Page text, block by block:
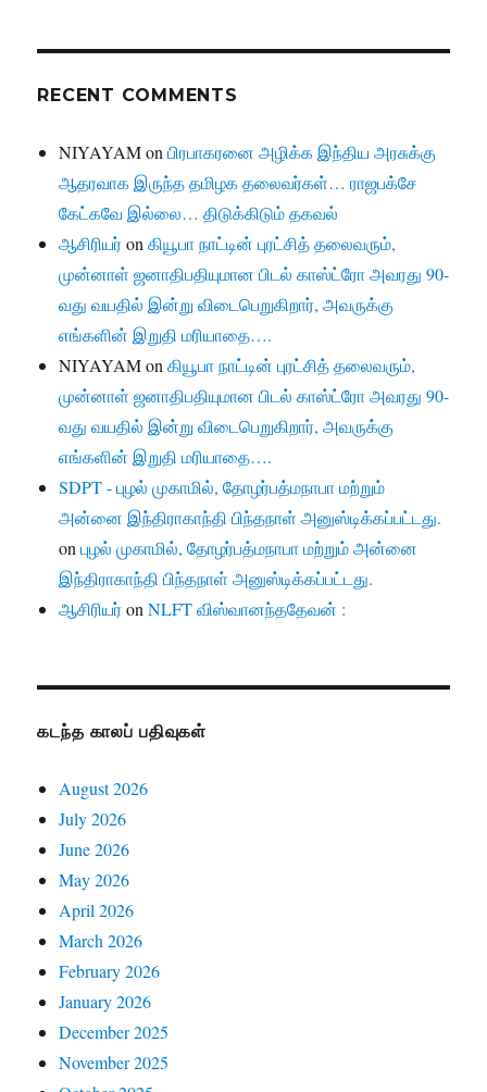
RECENT COMMENTS
NIYAYAMonபிரபாகரனை அழிக்க இந்திய அரசுக்கு
ஆதரவாக இருந்த தமிழக தலைவர்கள்… ராஜபக்சே
கேட்கவே இல்லை… திடுக்கிடும் தகவல்
ஆசிரியர்onகியூபா நாட்டின் புரட்சித் தலைவரும்,
முன்னாள் ஜனாதிபதியுமான பிடல் காஸ்ட்ரோ அவரது 90-
வது வயதில் இன்று விடைபெறுகிறார், அவருக்கு
எங்களின் இறுதி மரியாதை….
NIYAYAMonகியூபா நாட்டின் புரட்சித் தலைவரும்,
முன்னாள் ஜனாதிபதியுமான பிடல் காஸ்ட்ரோ அவரது 90-
வது வயதில் இன்று விடைபெறுகிறார், அவருக்கு
எங்களின் இறுதி மரியாதை….
SDPT - புழல் முகாமில், தோழர்பத்மநாபா மற்றும்
அன்னை இந்திராகாந்தி பிந்தநாள் அனுஸ்டிக்கப்பட்டது.
onபுழல் முகாமில், தோழர்பத்மநாபா மற்றும் அன்னை
இந்திராகாந்தி பிந்தநாள் அனுஸ்டிக்கப்பட்டது.
ஆசிரியர்onNLFT விஸ்வானந்ததேவன் :
கடந்த காலப் பதிவுகள்
August 2026
July 2026
June 2026
May 2026
April 2026
March 2026
February 2026
January 2026
December 2025
November 2025